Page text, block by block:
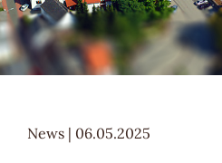
News | 06.05.2025